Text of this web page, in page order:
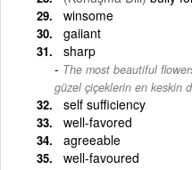
winsome
gaiiant
sharp
The most beautiful
güzel çiçeklerin en keskin
self sufficiency
well-favored
agreeable
well-favoured